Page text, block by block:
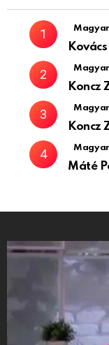
Koncz
Koncz
Máté